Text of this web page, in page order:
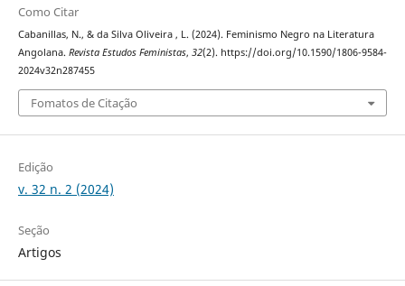
Como Citar
Cabanillas, N., & da Silva Oliveira , L. (2024). Feminismo Negro na Literatura
Angolana. Revista Estudos Feministas, 32(2). https://doi.org/10.1590/1806-9584-
2024v32n287455
Fomatos de Citação
Edição
v. 32 n. 2 (2024)
Seção
Artigos